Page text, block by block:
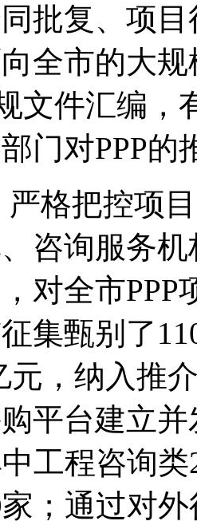
批复、项
全市的大
文件汇编，
门对PPP的
把控项目
咨询服务
对全市PPP
集甄别了
元，纳入推
平台建立
工程咨询
；通过对